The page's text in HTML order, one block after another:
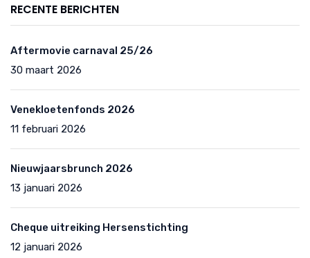
RECENTE BERICHTEN
Aftermovie carnaval 25/26
30 maart 2026
Venekloetenfonds 2026
11 februari 2026
Nieuwjaarsbrunch 2026
13 januari 2026
Cheque uitreiking Hersenstichting
12 januari 2026